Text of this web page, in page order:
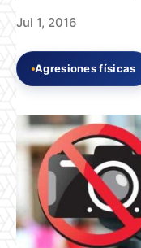
Jul 1, 2016
Agresiones físicas